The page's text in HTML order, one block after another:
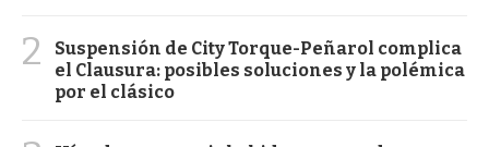
2
Suspensión de City Torque-Peñarol complica
el Clausura: posibles soluciones y la polémica
por el clásico